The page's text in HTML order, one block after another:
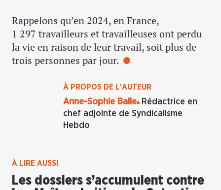
À PROPOS DE L'AUTEUR
Anne-Sophie Balle
Rédactrice en
chef adjointe de Syndicalisme
Hebdo
Rappelons qu’en 2024, en France,
1 297 travailleurs et travailleuses ont perdu
la vie en raison de leur travail, soit plus de
trois personnes par jour.
À LIRE AUSSI
Les dossiers s’accumulent contre